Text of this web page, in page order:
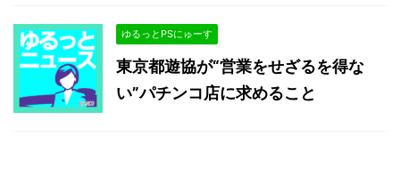
ゆるっとPSにゅーす
東京都遊協が“営業をせざるを得な
い”パチンコ店に求めること